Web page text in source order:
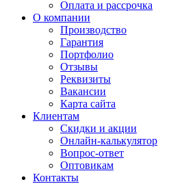
Оплата и рассрочка
О компании
Производство
Гарантия
Портфолио
Отзывы
Реквизиты
Вакансии
Карта сайта
Клиентам
Скидки и акции
Онлайн-калькулятор
Вопрос-ответ
Оптовикам
Контакты